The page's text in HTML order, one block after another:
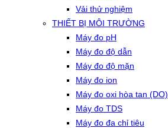
Vải thử nghiệm
THIẾT BỊ MÔI TRƯỜNG
Máy đo pH
Máy đo độ dẫn
Máy đo độ mặn
Máy đo ion
Máy đo oxi hòa tan (DO)
Máy đo TDS
Máy đo đa chỉ tiêu